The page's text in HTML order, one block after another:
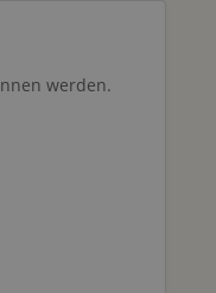
werden.